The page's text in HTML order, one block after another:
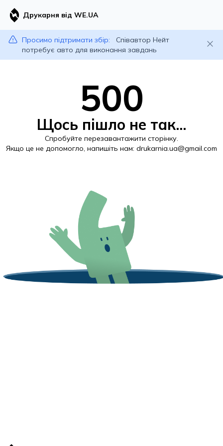
Друкарня від WE.UA
Просимо підтримати збір:
Співавтор Нейт
потребує авто для виконання завдань
500
Щось пішло не так...
Спробуйте перезавантажити сторінку.
Якщо це не допомогло, напишіть нам: drukarnia.ua@gmail.com